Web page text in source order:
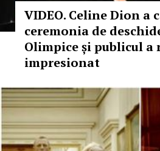
VIDEO. Celine Dion a
ceremonia de
Olimpice și publicul a
impresionat